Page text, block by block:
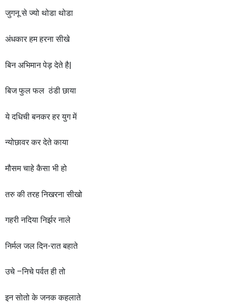
जुगनू से ज्यो थोडा थोडा
अंधकार हम हरना सीखे
बिन अभिमान पेड़ देते है|
बिज फुल फल ठंडी छाया
ये दधिची बनकर हर युग में
न्योछावर कर देते काया
मौसम चाहे कैसा भी हो
तरु की तरह निखरना सीखो
गहरी नदिया निर्झर नाले
निर्मल जल दिन-रात बहाते
उचे –निचे पर्वत ही तो
इन सोतो के जनक कहलाते